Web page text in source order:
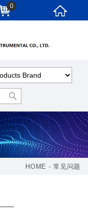
HOME 常见问题
0